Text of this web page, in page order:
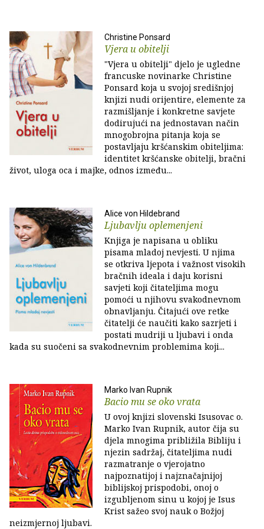
Christine Ponsard
Vjera u obitelji
"Vjera u obitelji" djelo je ugledne
francuske novinarke Christine
Ponsard koja u svojoj središnjoj
knjizi nudi orijentire, elemente za
razmišljanje i konkretne savjete
dodirujući na jednostavan način
mnogobrojna pitanja koja se
postavljaju kršćanskim obiteljima:
identitet kršćanske obitelji, bračni
život, uloga oca i majke, odnos između...
Alice von Hildebrand
Ljubavlju oplemenjeni
Knjiga je napisana u obliku
pisama mladoj nevjesti. U njima
se otkriva ljepota i važnost visokih
bračnih ideala i daju korisni
savjeti koji čitateljima mogu
pomoći u njihovu svakodnevnom
obnavljanju. Čitajući ove retke
čitatelji će naučiti kako sazrjeti i
postati mudriji u ljubavi i onda
kada su suočeni sa svakodnevnim problemima koji...
Marko Ivan Rupnik
Bacio mu se oko vrata
U ovoj knjizi slovenski Isusovac o.
Marko Ivan Rupnik, autor čija su
djela mnogima približila Bibliju i
njezin sadržaj, čitateljima nudi
razmatranje o vjerojatno
najpoznatijoj i najznačajnijoj
biblijskoj prispodobi, onoj o
izgubljenom sinu u kojoj je Isus
Krist sažeo svoj nauk o Božjoj
neizmjernoj ljubavi.